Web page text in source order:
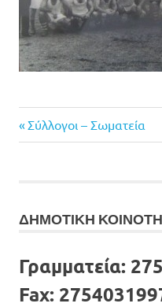
Πλοήγηση
Previous
Post:
Σύλλογοι – Σωματεία
ΔΗΜΟΤΙΚΗ
Γραμματεία:
Fax: